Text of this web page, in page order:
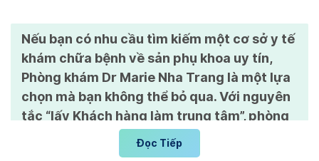
Nếu bạn có nhu cầu tìm kiếm một cơ sở y tế
khám chữa bệnh về sản phụ khoa uy tín,
Phòng khám Dr Marie Nha Trang là một lựa
chọn mà bạn không thể bỏ qua. Với nguyên
tắc “lấy Khách hàng làm trung tâm”, phòng
khám đảm bảo cung cấp dịch vụ chất
lượng, an toàn và bảo mật cho mọi chị em
Đọc Tiếp